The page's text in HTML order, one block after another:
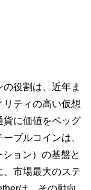
役割は、近年ま
ティの高い仮想
貨に価値をペッグ
ブルコインは、
ョン）の基盤と
、市場最大のステ